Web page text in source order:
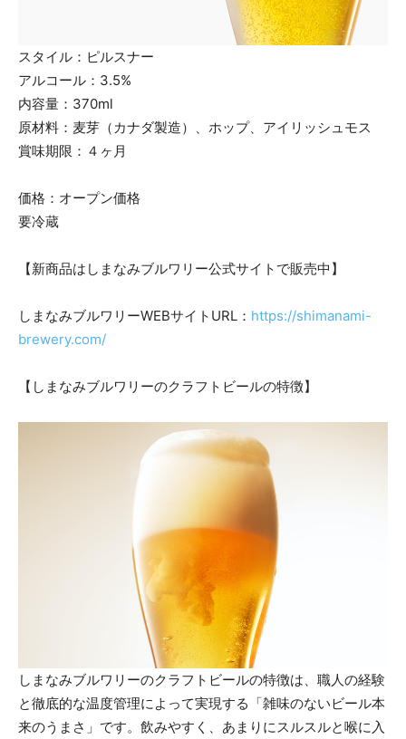
スタイル：ピルスナー
アルコール：3.5%
内容量：370ml
原材料：麦芽（カナダ製造）、ホップ、アイリッシュモス
賞味期限：４ヶ月
価格：オープン価格
要冷蔵
【新商品はしまなみブルワリー公式サイトで販売中】
しまなみブルワリーWEBサイトURL： https://shimanami-
brewery.com/
【しまなみブルワリーのクラフトビールの特徴】
しまなみブルワリーのクラフトビールの特徴は、職人の経験
と徹底的な温度管理によって実現する「雑味のないビール本
来のうまさ」です。飲みやすく、あまりにスルスルと喉に入